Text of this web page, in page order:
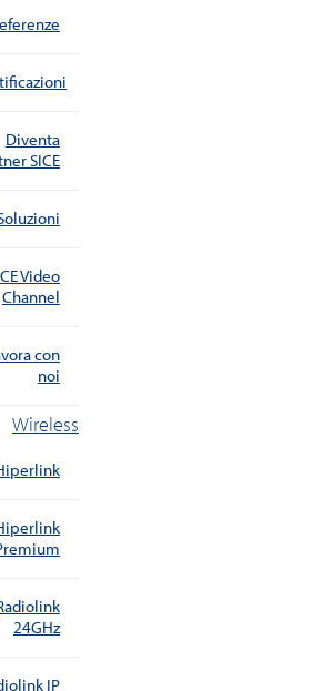
Diventa
SICE
Video
Channel
con
noi
Wireless
24GHz
IP